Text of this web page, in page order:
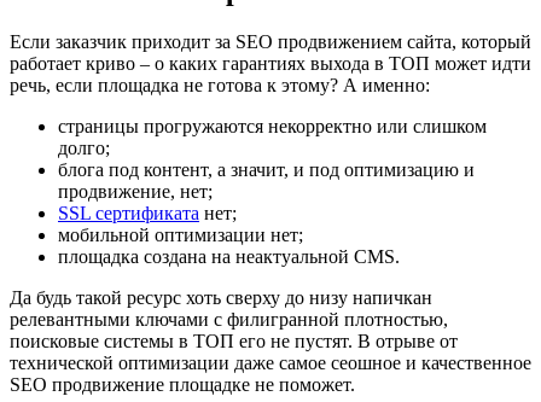
Если заказчик приходит за SEO продвижением сайта, который
работает криво – о каких гарантиях выхода в ТОП может идти
речь, если площадка не готова к этому? А именно:
страницы прогружаются некорректно или слишком
долго;
блога под контент, а значит, и под оптимизацию и
продвижение, нет;
SSL сертификата нет;
мобильной оптимизации нет;
площадка создана на неактуальной CMS.
Да будь такой ресурс хоть сверху до низу напичкан
релевантными ключами с филигранной плотностью,
поисковые системы в ТОП его не пустят. В отрыве от
технической оптимизации даже самое сеошное и качественное
SEO продвижение площадке не поможет.